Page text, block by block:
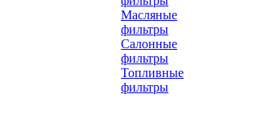
Масляные
фильтры
Салонные
фильтры
Топливные
фильтры